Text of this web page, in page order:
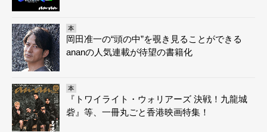
本
岡田准一の“頭の中”を覗き見ることができる
ananの人気連載が待望の書籍化
本
『トワイライト・ウォリアーズ 決戦！九龍城
砦』等、一冊丸ごと香港映画特集！